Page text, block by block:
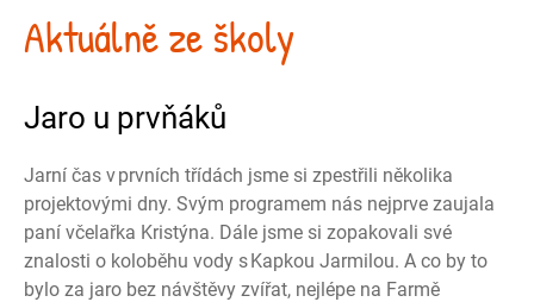
Aktuálně ze školy
Jaro u prvňáků
Jarní čas v prvních třídách jsme si zpestřili několika
projektovými dny. Svým programem nás nejprve zaujala
paní včelařka Kristýna. Dále jsme si zopakovali své
znalosti o koloběhu vody s Kapkou Jarmilou. A co by to
bylo za jaro bez návštěvy zvířat, nejlépe na Farmě